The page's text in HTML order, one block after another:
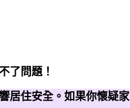
了問題！
居住安全。如果你懷疑家